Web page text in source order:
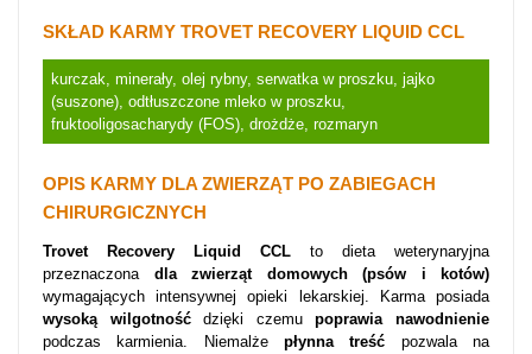
SKŁAD KARMY TROVET RECOVERY LIQUID CCL
kurczak, minerały, olej rybny, serwatka w proszku, jajko
(suszone), odtłuszczone mleko w proszku,
fruktooligosacharydy (FOS), drożdże, rozmaryn
OPIS KARMY DLA ZWIERZĄT PO ZABIEGACH
CHIRURGICZNYCH
Trovet Recovery Liquid CCL to dieta weterynaryjna
przeznaczonadla zwierząt domowych (psów i kotów)
wymagających intensywnej opieki lekarskiej. Karma posiada
wysoką wilgotnośćdzięki czemupoprawia nawodnienie
podczas karmienia. Niemalże płynna treść pozwala na